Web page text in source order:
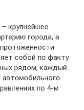
крупнейшее
города, а
собой по факту
рядом, каждый
по 4-м